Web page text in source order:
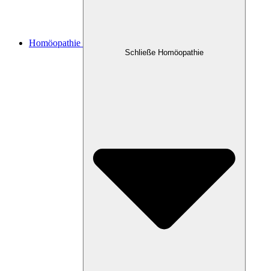
Homöopathie
Schließe Homöopathie